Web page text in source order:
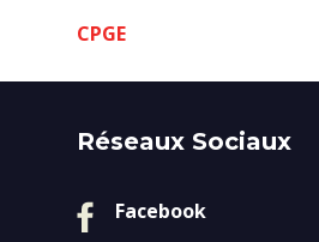
CPGE
Réseaux Sociaux
Facebook